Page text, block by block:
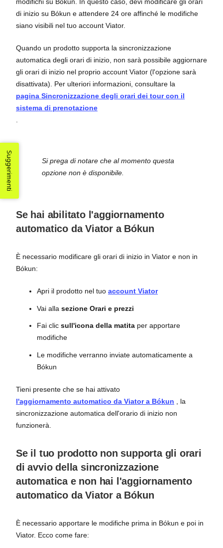
modifichi su Bókun. In questo caso, devi modificare gli orari
di inizio su Bókun e attendere 24 ore affinché le modifiche
siano visibili nel tuo account Viator.
Quando un prodotto supporta la sincronizzazione
automatica degli orari di inizio, non sarà possibile aggiornare
gli orari di inizio nel proprio account Viator (l'opzione sarà
disattivata). Per ulteriori informazioni, consultare la
pagina Sincronizzazione degli orari dei tour con il
sistema di prenotazione
.
Si prega di notare che al momento questa
opzione non è disponibile.
Se hai abilitato l'aggiornamento
automatico da Viator a Bókun
È necessario modificare gli orari di inizio in Viator e non in
Bókun:
Apri il prodotto nel tuo account Viator
Vai alla sezione Orari e prezzi
Fai clic sull'icona della matita per apportare
modifiche
Le modifiche verranno inviate automaticamente a
Bókun
Tieni presente che se hai attivato
l'aggiornamento automatico da Viator a Bókun , la
sincronizzazione automatica dell'orario di inizio non
funzionerà.
Se il tuo prodotto non supporta gli orari
di avvio della sincronizzazione
automatica e non hai l'aggiornamento
automatico da Viator a Bókun
È necessario apportare le modifiche prima in Bókun e poi in
Viator. Ecco come fare:
Suggerimenti